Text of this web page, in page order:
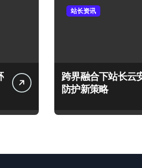
站长资讯
跨界融合下站长云
防护新策略